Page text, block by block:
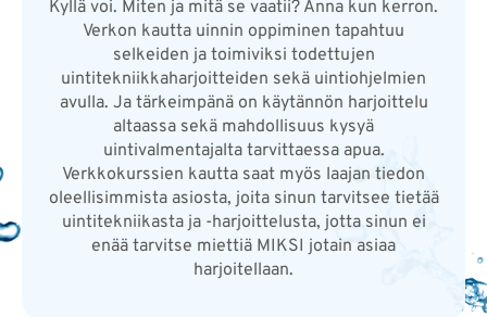
Kyllä voi. Miten ja mitä se vaatii? Anna kun kerron.
Verkon kautta uinnin oppiminen tapahtuu
selkeiden ja toimiviksi todettujen
uintitekniikkaharjoitteiden sekä uintiohjelmien
avulla. Ja tärkeimpänä on käytännön harjoittelu
altaassa sekä mahdollisuus kysyä
uintivalmentajalta tarvittaessa apua.
Verkkokurssien kautta saat myös laajan tiedon
oleellisimmista asiosta, joita sinun tarvitsee tietää
uintitekniikasta ja -harjoittelusta, jotta sinun ei
enää tarvitse miettiä MIKSI jotain asiaa
harjoitellaan.